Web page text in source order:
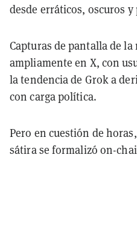
desde erráticos, oscuros
Capturas de pantalla de
ampliamente en X, con
la tendencia de Grok a
con carga política.
Pero en cuestión de
sátira se formalizó on-